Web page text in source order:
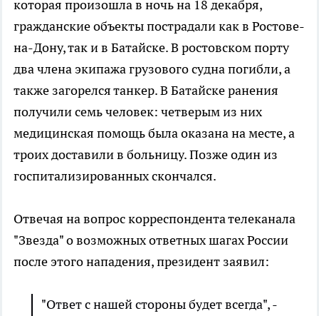
которая произошла в ночь на 18 декабря,
гражданские объекты пострадали как в Ростове-
на-Дону, так и в Батайске. В ростовском порту
два члена экипажа грузового судна погибли, а
также загорелся танкер. В Батайске ранения
получили семь человек: четверым из них
медицинская помощь была оказана на месте, а
троих доставили в больницу. Позже один из
госпитализированных скончался.
Отвечая на вопрос корреспондента телеканала
"Звезда" о возможных ответных шагах России
после этого нападения, президент заявил:
"Ответ с нашей стороны будет всегда", -